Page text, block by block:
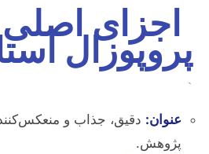
اجزای
پروپوزال
`
عنوان: دقیق، جذاب و
پژوهش.